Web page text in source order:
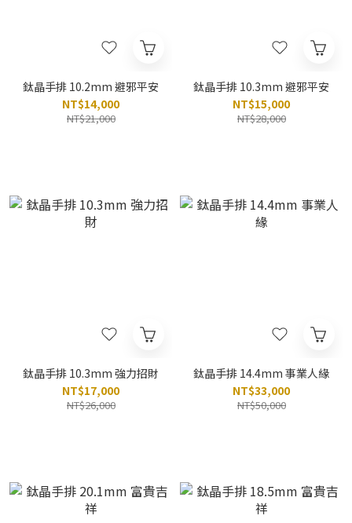
鈦晶手排 10.2mm 避邪平安
NT$14,000
NT$21,000
鈦晶手排 10.3mm 避邪平安
NT$15,000
NT$28,000
鈦晶手排 10.3mm 強力招財
NT$17,000
NT$26,000
鈦晶手排 14.4mm 事業人緣
NT$33,000
NT$50,000